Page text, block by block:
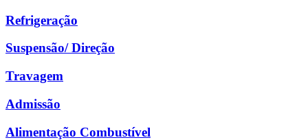
Refrigeração
Suspensão/ Direção
Travagem
Admissão
Alimentação Combustível